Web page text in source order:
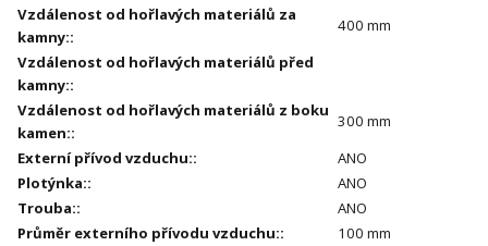
Vzdálenost od hořlavých materiálů za
kamny::
400 mm
Vzdálenost od hořlavých materiálů před
kamny::
Vzdálenost od hořlavých materiálů z boku
kamen::
300 mm
Externí přívod vzduchu::
ANO
Plotýnka::
ANO
Trouba::
ANO
Průměr externího přívodu vzduchu::
100 mm